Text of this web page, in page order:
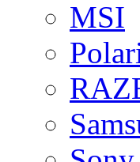
MSI